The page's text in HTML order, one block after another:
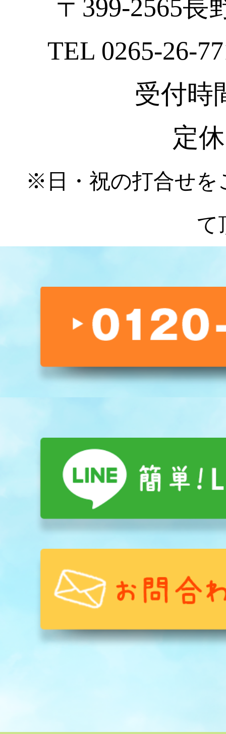
〒399-2565長
TEL 0265-26-
受付時
定
※日・祝の打合せを
て